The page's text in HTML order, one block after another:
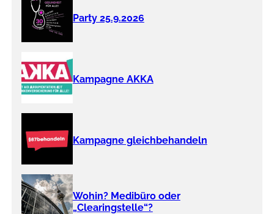
Party 25.9.2026
Kampagne AKKA
Kampagne gleichbehandeln
Wohin? Medibüro oder
„Clearingstelle“?